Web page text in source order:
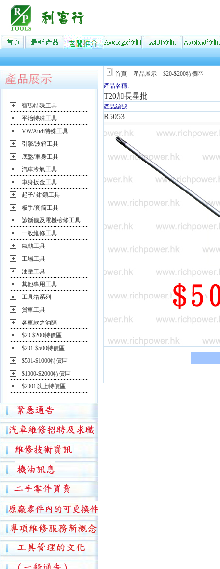
寶馬特殊工具
平治特殊工具
VW/Audi特殊工具
引擎/波箱工具
底盤/車身工具
汽車冷氣工具
車身扳金工具
起子/ 鉗類工具
板手/套筒工具
診斷儀及電機檢修工具
一般維修工具
氣動工具
工場工具
油壓工具
其他專用工具
工具箱系列
貨車工具
各車款之油隔
$20-$200特價區
$201-$500特價區
$501-$1000特價區
$1000-$2000特價區
$2001以上特價區
首頁 產品展示
$20-$200特價區
產品名稱:
T20加長星批
產品編號:
R5053